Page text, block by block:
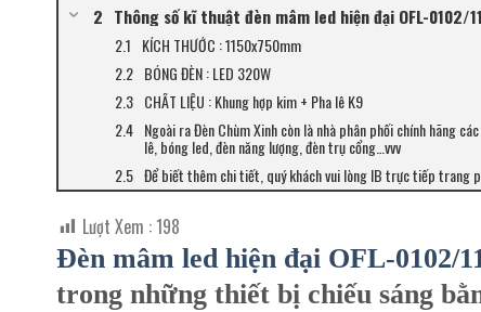
Thông số kĩ thuật đèn mâm led hiện đại OFL-0102/
KÍCH THƯỚC : 1150x750mm
BÓNG ĐÈN : LED 320W
CHẤT LIỆU : Khung hợp kim + Pha lê K9
Ngoài ra Đèn Chùm Xinh còn là nhà phân phối chính hãng
lê, bóng led, đèn năng lượng, đèn trụ cổng…vvv
Để biết thêm chi tiết, quý khách vui lòng IB trực tiếp trang
Lượt Xem :198
Đèn mâm led hiện đại OFL-0102/
trong những thiết bị chiếu sáng